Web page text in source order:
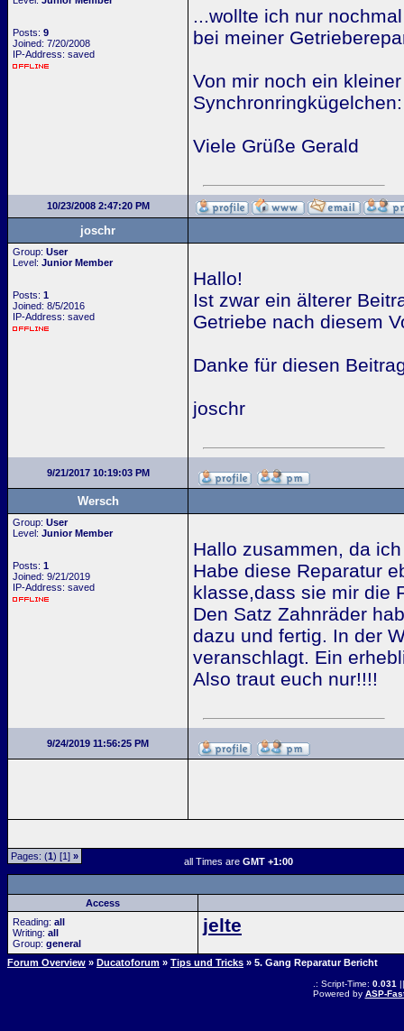
Posts: 9
Joined: 7/20/2008
IP-Address: saved
...wollte ich nur
bei meiner
Von mir noch ein
Viele Grüße Gerald
10/23/2008 2:47:20 PM
joschr
Group: User
Level: Junior Member
Posts: 1
Joined: 8/5/2016
IP-Address: saved
Hallo!
Ist zwar ein älterer
Getriebe nach diesem
Danke für diesen
joschr
9/21/2017 10:19:03 PM
Wersch
Group: User
Level: Junior Member
Posts: 1
Joined: 9/21/2019
IP-Address: saved
Hallo zusammen, da
Habe diese Reparatur
klasse,dass sie mir die
Den Satz Zahnräder
dazu und fertig. In der
veranschlagt. Ein
Also traut euch nur!!!!
9/24/2019 11:56:25 PM
Pages: (1) [1] » all Times are GMT +1:00
Access
Reading: all
Writing: all
Group: general
jelte
Forum Overview » Ducatoforum » Tips und Tricks » 5. Gang Reparatur Bericht
.: Script-Time: 0.031
Powered by ASP-